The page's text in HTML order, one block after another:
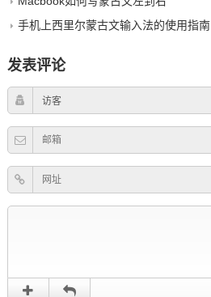
手机上西里尔蒙古文输入法的使用指南
发表评论